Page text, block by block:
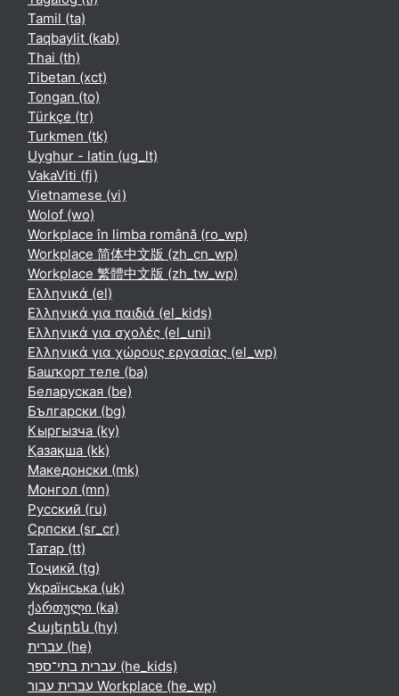
Tamil ‎(ta)‎
Taqbaylit ‎(kab)‎
Thai ‎(th)‎
Tibetan ‎(xct)‎
Tongan ‎(to)‎
Türkçe ‎(tr)‎
Turkmen ‎(tk)‎
Uyghur - latin ‎(ug_lt)‎
VakaViti ‎(fj)‎
Vietnamese ‎(vi)‎
Wolof ‎(wo)‎
Workplace în limba română ‎(ro_wp)‎
Workplace 简体中文版 ‎(zh_cn_wp)‎
Workplace 繁體中文版 ‎(zh_tw_wp)‎
Ελληνικά ‎(el)‎
Ελληνικά για παιδιά ‎(el_kids)‎
Ελληνικά για σχολές ‎(el_uni)‎
Ελληνικά για χώρους εργασίας ‎(el_wp)‎
Башҡорт теле ‎(ba)‎
Беларуская ‎(be)‎
Български ‎(bg)‎
Кыргызча ‎(ky)‎
Қазақша ‎(kk)‎
Македонски ‎(mk)‎
Монгол ‎(mn)‎
Русский ‎(ru)‎
Српски ‎(sr_cr)‎
Татар ‎(tt)‎
Тоҷикӣ ‎(tg)‎
Українська ‎(uk)‎
ქართული ‎(ka)‎
Հայերեն ‎(hy)‎
עברית ‎(he)‎
עברית בתי־ספר ‎(he_kids)‎
עברית עבור Workplace ‎(he_wp)‎